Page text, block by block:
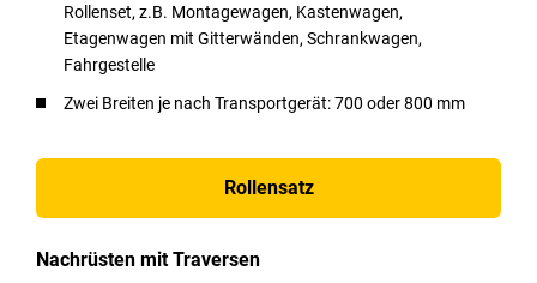
Rollenset, z.B. Montagewagen, Kastenwagen,
Etagenwagen mit Gitterwänden, Schrankwagen,
Fahrgestelle
Zwei Breiten je nach Transportgerät: 700 oder 800 mm
Rollensatz
Nachrüsten mit Traversen